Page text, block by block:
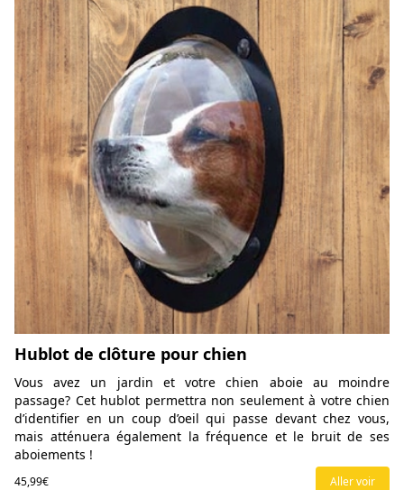
Hublot de clôture pour chien
Vous avez un jardin et votre chien aboie au moindre
passage? Cet hublot permettra non seulement à votre chien
d’identifier en un coup d’oeil qui passe devant chez vous,
mais atténuera également la fréquence et le bruit de ses
aboiements !
45,99€ Aller voir